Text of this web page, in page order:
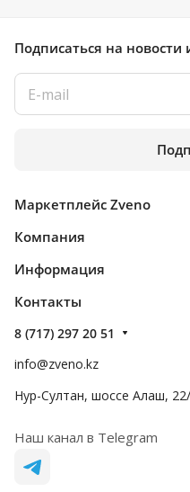
Подписаться на новости
Маркетплейс Zveno
Компания
Информация
Контакты
8 (717) 297 20 51
info@zveno.kz
Нур-Султан, шоссе Алаш,
Наш канал в Telegram